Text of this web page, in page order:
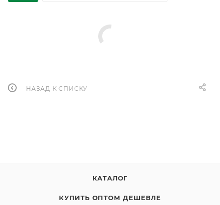
НАЗАД К СПИСКУ
КАТАЛОГ
КУПИТЬ ОПТОМ ДЕШЕВЛЕ